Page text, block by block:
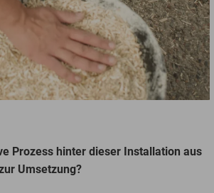
Prozess hinter dieser Installation aus
Umsetzung?